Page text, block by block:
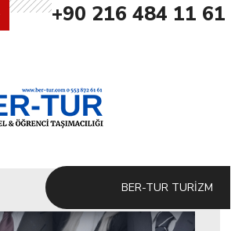
BER-TUR TURIZM
+90 216 484 11 61